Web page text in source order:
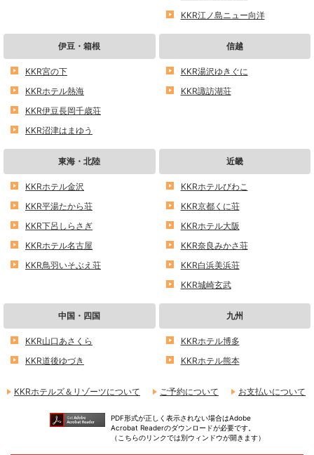
KKR江ノ島ニュー向洋
伊豆・箱根
KKR宮の下
KKRホテル熱海
KKR伊豆長岡千歳荘
KKR沼津はまゆう
信越
KKR湯沢ゆきぐに
KKR諏訪湖荘
東海・北陸
KKRホテル金沢
KKR平湯たから荘
KKR下呂しらさぎ
KKRホテル名古屋
KKR鳥羽いそぶえ荘
近畿
KKRホテルびわこ
KKR京都くに荘
KKRホテル大阪
KKR奈良みかさ荘
KKR白浜美浜荘
KKR城崎玄武
中国・四国
KKR山口あさくら
KKR道後ゆづき
九州
KKRホテル博多
KKRホテル熊本
KKRホテルズ＆リゾーツについて ご予約について お支払いについて
PDF形式が正しく表示されない場合はAdobe
Acrobat Readerのダウンロードが必要です。
（こちらのリンクでは別ウィンドウが開きます）